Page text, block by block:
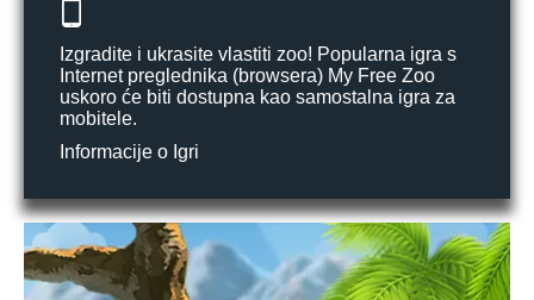
Izgradite i ukrasite vlastiti zoo! Popularna igra s
Internet preglednika (browsera) My Free Zoo
uskoro će biti dostupna kao samostalna igra za
mobitele.
Informacije o Igri